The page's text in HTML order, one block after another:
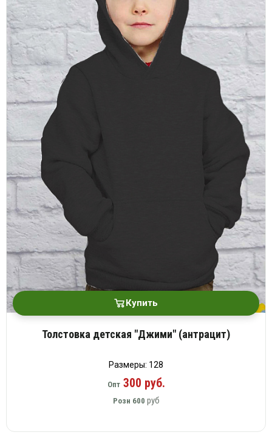
Купить
Толстовка детская "Джими" (антрацит)
Размеры: 128
Опт300 руб.
Розн 600 руб